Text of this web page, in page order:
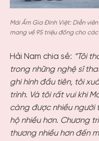
Mái Ấm Gia Đình Việt: Diễn
mang về 95 triệu đồng cho
Hải Nam chia sẻ: “Tôi
trong những nghệ sĩ
ghi hình đầu tiên, tôi
trình. Và tôi rất vui khi
càng được nhiều người
hộ nhiều hơn. Chương
thương nhiều hơn đến